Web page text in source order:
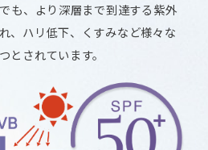
も、より深層まで到達する紫外
、ハリ低下、くすみなど様々な
とされています。